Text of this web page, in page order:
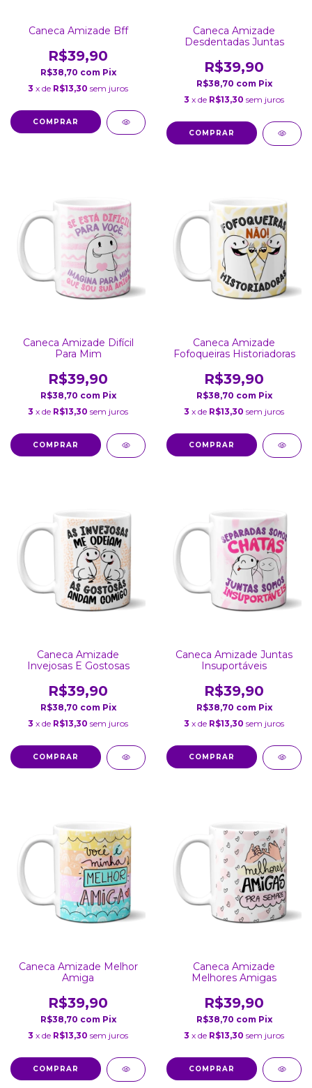
Caneca Amizade Bff
R$39,90
R$38,70 com Pix
3 x de R$13,30 sem juros
COMPRAR
Caneca Amizade
Desdentadas Juntas
R$39,90
R$38,70 com Pix
3 x de R$13,30 sem juros
COMPRAR
Caneca Amizade Difícil
Para Mim
R$39,90
R$38,70 com Pix
3 x de R$13,30 sem juros
COMPRAR
Caneca Amizade
Fofoqueiras Historiadoras
R$39,90
R$38,70 com Pix
3 x de R$13,30 sem juros
COMPRAR
Caneca Amizade
Invejosas E Gostosas
R$39,90
R$38,70 com Pix
3 x de R$13,30 sem juros
COMPRAR
Caneca Amizade Juntas
Insuportáveis
R$39,90
R$38,70 com Pix
3 x de R$13,30 sem juros
COMPRAR
Caneca Amizade Melhor
Amiga
R$39,90
R$38,70 com Pix
3 x de R$13,30 sem juros
COMPRAR
Caneca Amizade
Melhores Amigas
R$39,90
R$38,70 com Pix
3 x de R$13,30 sem juros
COMPRAR